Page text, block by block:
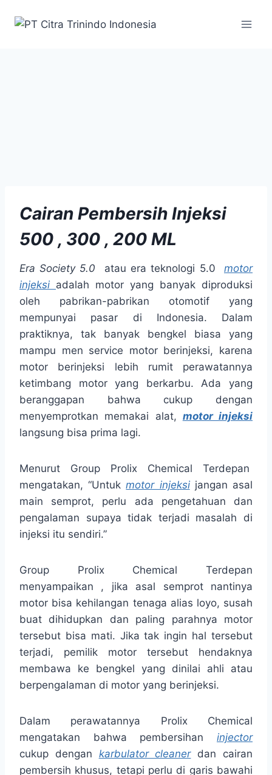
Cairan Pembersih Injeksi
500 , 300 , 200 ML
Era Society 5.0 atau era teknologi 5.0motor
injeksi adalah motor yang banyak diproduksi
oleh pabrikan-pabrikan otomotif yang
mempunyai pasar di Indonesia. Dalam
praktiknya, tak banyak bengkel biasa yang
mampu men service motor berinjeksi, karena
motor berinjeksi lebih rumit perawatannya
ketimbang motor yang berkarbu. Ada yang
beranggapan bahwa cukup dengan
menyemprotkan memakai alat, motor injeksi
langsung bisa prima lagi.
Menurut Group Prolix Chemical Terdepan
mengatakan, “Untukmotor injeksijangan asal
main semprot, perlu ada pengetahuan dan
pengalaman supaya tidak terjadi masalah di
injeksi itu sendiri.”
Group Prolix Chemical Terdepan
menyampaikan , jika asal semprot nantinya
motor bisa kehilangan tenaga alias loyo, susah
buat dihidupkan dan paling parahnya motor
tersebut bisa mati. Jika tak ingin hal tersebut
terjadi, pemilik motor tersebut hendaknya
membawa ke bengkel yang dinilai ahli atau
berpengalaman di motor yang berinjeksi.
Dalam perawatannya Prolix Chemical
mengatakan bahwa pembersihan injector
cukup dengan karbulator cleaner dan cairan
pembersih khusus, tetapi perlu di garis bawahi